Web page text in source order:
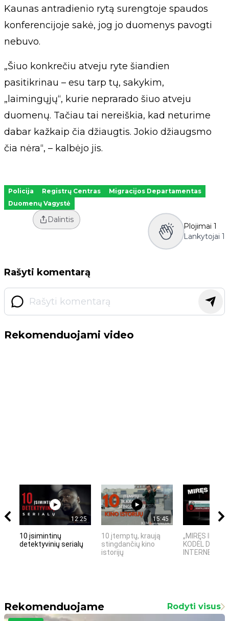
Kaunas antradienio rytą surengtoje spaudos
konferencijoje sakė, jog jo duomenys pavogti
nebuvo.
„Šiuo konkrečiu atveju ryte šiandien
pasitikrinau – esu tarp tų, sakykim,
„laimingųjų“, kurie neprarado šiuo atveju
duomenų. Tačiau tai nereiškia, kad neturime
dabar kažkaip čia džiaugtis. Jokio džiaugsmo
čia nėra“, – kalbėjo jis.
Policija Registrų Centras
Migracijos Departamentas
Duomenų Vagystė
Dalintis
Plojimai 1
Lankytojai 1
Rašyti komentarą
Rekomenduojami video
12:25
10 įsimintinų
detektyvinių serialų
15:45
10 įtemptų, kraują
stingdančių kino
istorijų
„MIRĘS
KODĖL
INTERNETO
Rekomenduojame Rodyti visus